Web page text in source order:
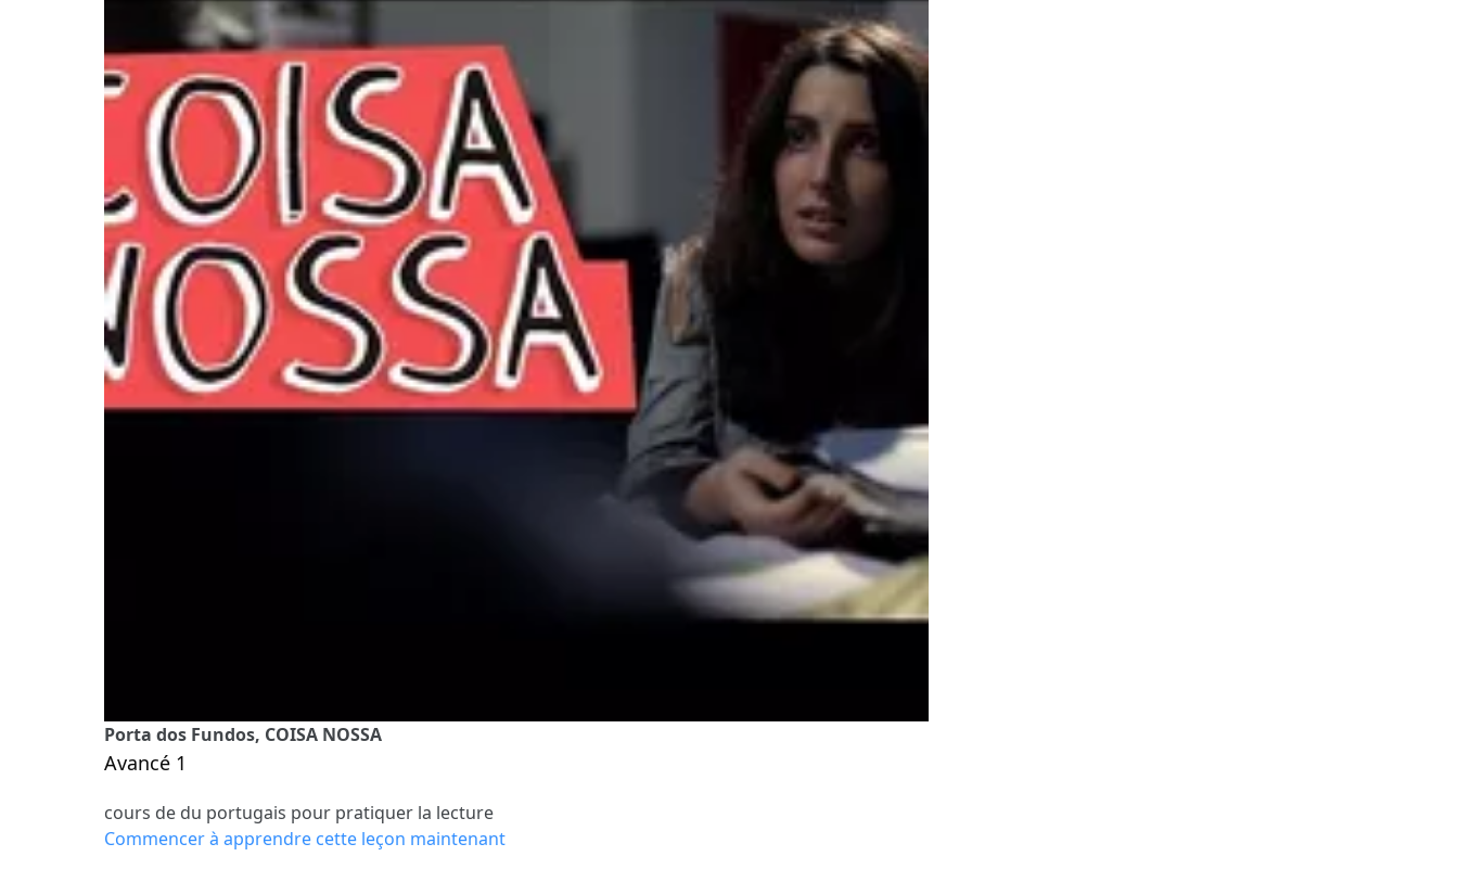
Porta dos Fundos, COISA NOSSA
Avancé 1
cours de du portugais pour pratiquer la lecture
Commencer à apprendre cette leçon maintenant